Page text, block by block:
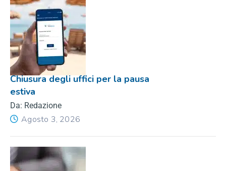
Chiusura degli uffici per la pausa
estiva
Da: Redazione
Agosto 3, 2026